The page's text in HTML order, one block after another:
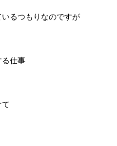
るつもりなのですが
る仕事